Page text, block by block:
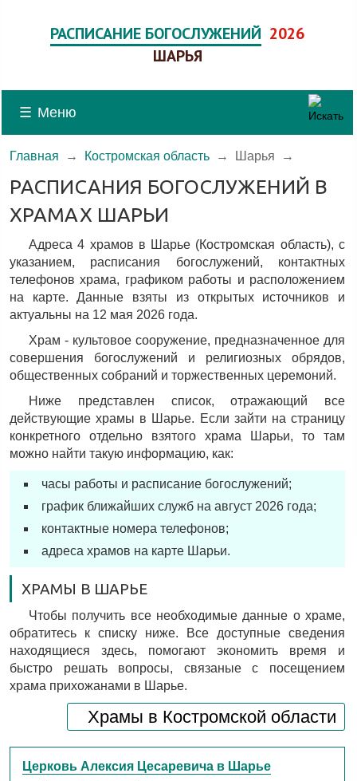
РАСПИСАНИЕ БОГОСЛУЖЕНИЙ 2026
ШАРЬЯ
☰ Меню
Главная → Костромская область → Шарья →
РАСПИСАНИЯ БОГОСЛУЖЕНИЙ В
ХРАМАХ ШАРЬИ
Адреса 4 храмов в Шарье (Костромская область), c
указанием, расписания богослужений, контактных
телефонов храма, графиком работы и расположением
на карте. Данные взяты из открытых источников и
актуальны на 12 мая 2026 года.
Храм - культовое сооружение, предназначенное для
совершения богослужений и религиозных обрядов,
общественных собраний и торжественных церемоний.
Ниже представлен список, отражающий все
действующие храмы в Шарье. Если зайти на страницу
конкретного отдельно взятого храма Шарьи, то там
можно найти такую информацию, как:
часы работы и расписание богослужений;
график ближайших служб на август 2026 года;
контактные номера телефонов;
адреса храмов на карте Шарьи.
ХРАМЫ В ШАРЬЕ
Чтобы получить все необходимые данные о храме,
обратитесь к списку ниже. Все доступные сведения
находящиеся здесь, помогают экономить время и
быстро решать вопросы, связаные с посещением
храма прихожанами в Шарье.
Храмы в Костромской области
Церковь Алексия Цесаревича в Шарье